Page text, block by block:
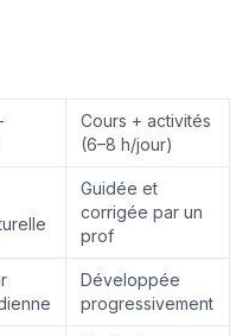
Cours + activités
(6–8 h/jour)
Guidée et
corrigée par un
prof
Développée
progressivement